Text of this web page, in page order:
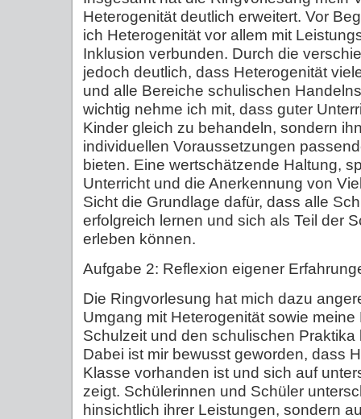
Heterogenität deutlich erweitert. Vor
ich Heterogenität vor allem mit
Inklusion verbunden. Durch die
jedoch deutlich, dass Heterogenität
und alle Bereiche schulischen
wichtig nehme ich mit, dass guter
Kinder gleich zu behandeln, sondern
individuellen Voraussetzungen
bieten. Eine wertschätzende Haltung,
Unterricht und die Anerkennung von
Sicht die Grundlage dafür, dass alle
erfolgreich lernen und sich als Teil der
erleben können.
Aufgabe 2: Reflexion eigener
Die Ringvorlesung hat mich dazu
Umgang mit Heterogenität sowie
Schulzeit und den schulischen Praktika
Dabei ist mir bewusst geworden, dass
Klasse vorhanden ist und sich auf
zeigt. Schülerinnen und Schüler
hinsichtlich ihrer Leistungen, sondern